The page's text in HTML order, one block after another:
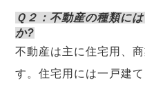
Ｑ２：不動産の種類に
か?
不動産は主に住宅用、
す。住宅用には一戸建